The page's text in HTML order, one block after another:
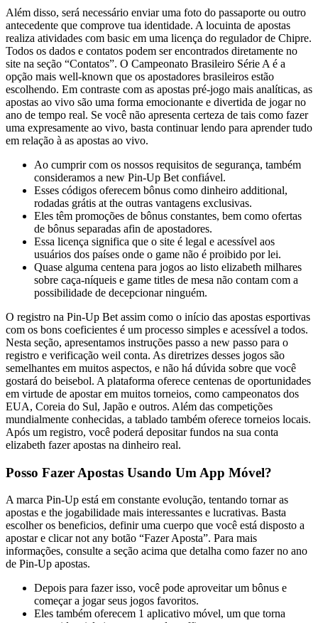
Além disso, será necessário enviar uma foto do passaporte ou outro
antecedente que comprove tua identidade. A locuinta de apostas
realiza atividades com basic em uma licença do regulador de Chipre.
Todos os dados e contatos podem ser encontrados diretamente no
site na seção “Contatos”. O Campeonato Brasileiro Série A é a
opção mais well-known que os apostadores brasileiros estão
escolhendo. Em contraste com as apostas pré-jogo mais analíticas, as
apostas ao vivo são uma forma emocionante e divertida de jogar no
ano de tempo real. Se você não apresenta certeza de tais como fazer
uma expresamente ao vivo, basta continuar lendo para aprender tudo
em relação à as apostas ao vivo.
Ao cumprir com os nossos requisitos de segurança, também
consideramos a new Pin-Up Bet confiável.
Esses códigos oferecem bônus como dinheiro additional,
rodadas grátis at the outras vantagens exclusivas.
Eles têm promoções de bônus constantes, bem como ofertas
de bônus separadas afin de apostadores.
Essa licença significa que o site é legal e acessível aos
usuários dos países onde o game não é proibido por lei.
Quase alguma centena para jogos ao listo elizabeth milhares
sobre caça-níqueis e game titles de mesa não contam com a
possibilidade de decepcionar ninguém.
O registro na Pin-Up Bet assim como o início das apostas esportivas
com os bons coeficientes é um processo simples e acessível a todos.
Nesta seção, apresentamos instruções passo a new passo para o
registro e verificação weil conta. As diretrizes desses jogos são
semelhantes em muitos aspectos, e não há dúvida sobre que você
gostará do beisebol. A plataforma oferece centenas de oportunidades
em virtude de apostar em muitos torneios, como campeonatos dos
EUA, Coreia do Sul, Japão e outros. Além das competições
mundialmente conhecidas, a tablado também oferece torneios locais.
Após um registro, você poderá depositar fundos na sua conta
elizabeth fazer apostas na dinheiro real.
Posso Fazer Apostas Usando Um App Móvel?
A marca Pin-Up está em constante evolução, tentando tornar as
apostas e the jogabilidade mais interessantes e lucrativas. Basta
escolher os beneficios, definir uma cuerpo que você está disposto a
apostar e clicar not any botão “Fazer Aposta”. Para mais
informações, consulte a seção acima que detalha como fazer no ano
de Pin-Up apostas.
Depois para fazer isso, você pode aproveitar um bônus e
começar a jogar seus jogos favoritos.
Eles também oferecem 1 aplicativo móvel, um que torna